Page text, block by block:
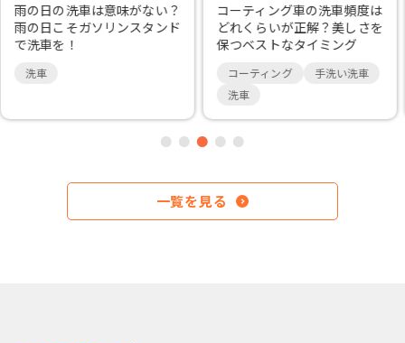
コーティング車の洗車頻度は
どれくらいが正解？美しさを
保つベストなタイミング
コーティング
車のガラスに水アカが付く原
因と除去する方法
コーティング 洗車
一覧を見る